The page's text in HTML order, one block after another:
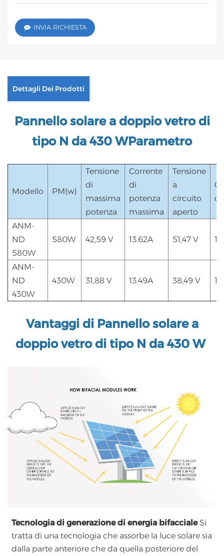
INVIA RICHIESTA
Dettagli Dei Prodotti
Pannello solare a doppio vetro di
tipo N da 430 WParametro
Modello PM(w)
Tensione
di
massima
potenza
Corrente
di
potenza
massima
Tensione
a
circuito
aperto
ANM-
ND
580W
580W 42,59 V 13.62A 51,47 V
ANM-
ND
430W
430W 31,88 V 13.49A 38,49 V
Vantaggi di Pannello solare a
doppio vetro di tipo N da 430 W
Tecnologia di generazione di energia bifaccialeSi
tratta di una tecnologia che assorbe la luce solare sia
dalla parte anteriore che da quella posteriore del